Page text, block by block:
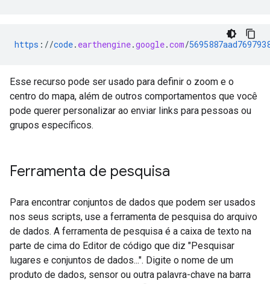
https ://code. earthengine.google.com/
Esse recurso pode ser usado para definir o zoom e o
centro do mapa, além de outros comportamentos que você
pode querer personalizar ao enviar links para pessoas ou
grupos específicos.
Ferramenta de pesquisa
Para encontrar conjuntos de dados que podem ser usados
nos seus scripts, use a ferramenta de pesquisa do arquivo
de dados. A ferramenta de pesquisa é a caixa de texto na
parte de cima do Editor de código que diz "Pesquisar
lugares e conjuntos de dados...". Digite o nome de um
produto de dados, sensor ou outra palavra-chave na barra